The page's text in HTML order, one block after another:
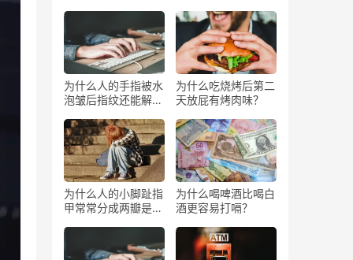
为什么人的手指被水
泡皱后指纹还能解锁
为什么吃烧烤后第二
天放屁有烤肉味？
为什么人的小脚趾指
甲常常分成两瓣是返
为什么喝啤酒比喝白
酒更容易打嗝？